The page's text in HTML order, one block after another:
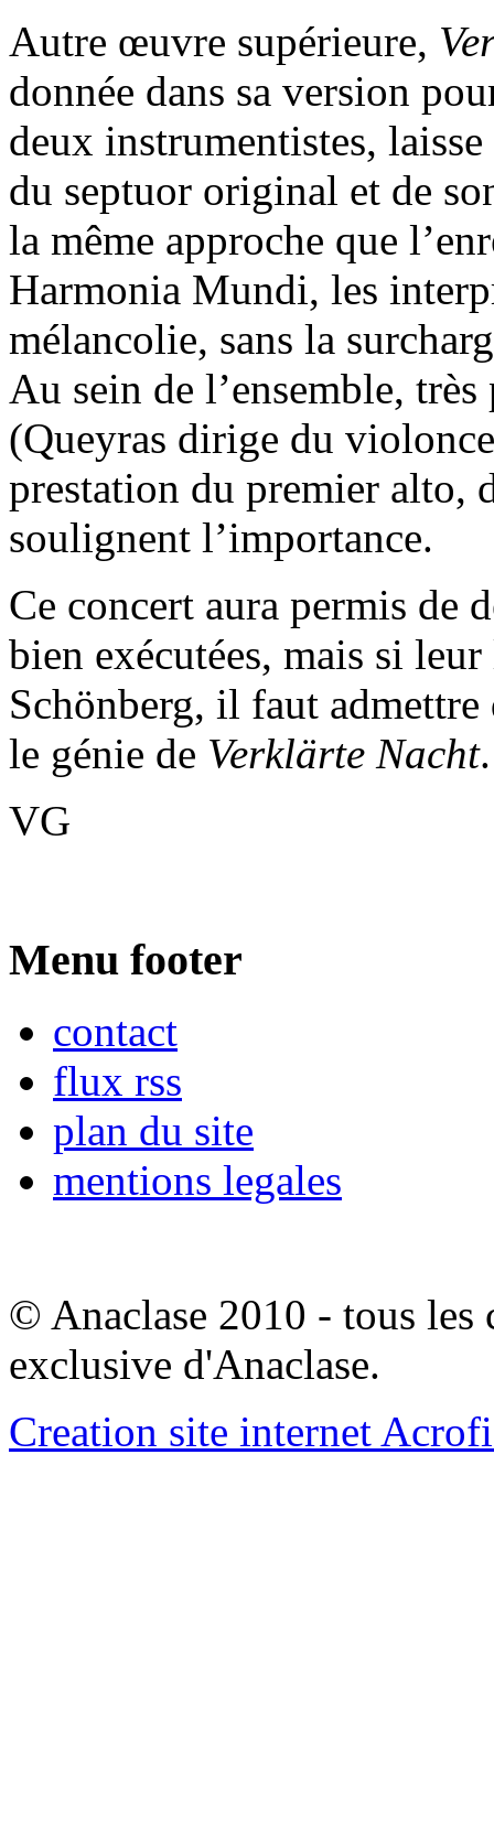
Autre œuvre supérieure,
donnée dans sa version
deux instrumentistes,
du septuor original et de
la même approche que
Harmonia Mundi, les
mélancolie, sans la
Au sein de l’ensemble,
(Queyras dirige du
prestation du premier alto,
soulignent l’importance.
Ce concert aura permis de
bien exécutées, mais si
Schönberg, il faut admettre
le génie de Verklärte Nacht.
VG
Menu footer
contact
flux rss
plan du site
mentions legales
© Anaclase 2010 - tous les
exclusive d'Anaclase.
Creation site internet